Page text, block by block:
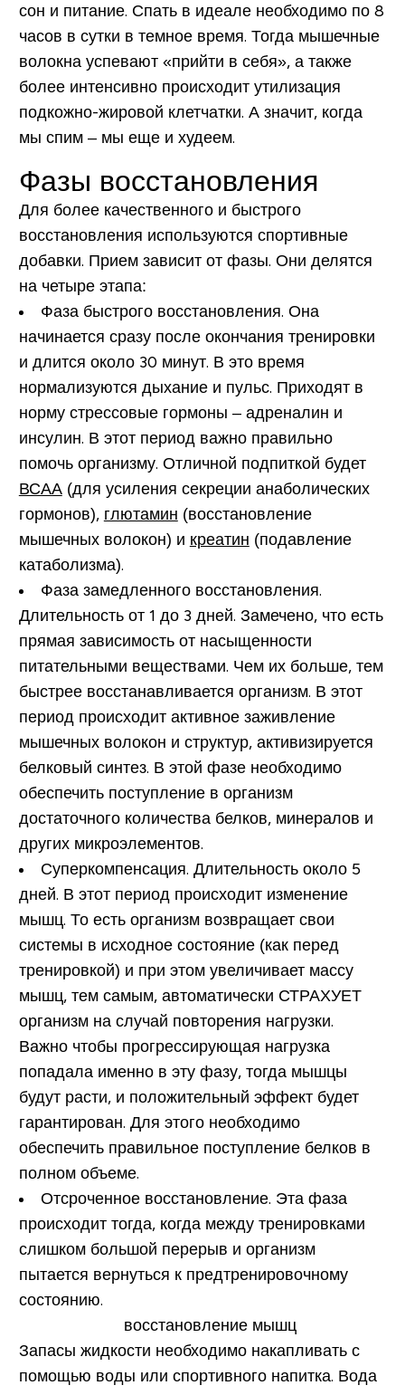
сон и питание. Спать в идеале необходимо по 8
часов в сутки в темное время. Тогда мышечные
волокна успевают «прийти в себя», а также
более интенсивно происходит утилизация
подкожно-жировой клетчатки. А значит, когда
мы спим – мы еще и худеем.
Фазы восстановления
Для более качественного и быстрого
восстановления используются спортивные
добавки. Прием зависит от фазы. Они делятся
на четыре этапа:
Фаза быстрого восстановления. Она
начинается сразу после окончания тренировки
и длится около 30 минут. В это время
нормализуются дыхание и пульс. Приходят в
норму стрессовые гормоны – адреналин и
инсулин. В этот период важно правильно
помочь организму. Отличной подпиткой будет
ВСАА(для усиления секреции анаболических
гормонов), глютамин (восстановление
мышечных волокон) и креатин (подавление
катаболизма).
Фаза замедленного восстановления.
Длительность от 1 до 3 дней. Замечено, что есть
прямая зависимость от насыщенности
питательными веществами. Чем их больше, тем
быстрее восстанавливается организм. В этот
период происходит активное заживление
мышечных волокон и структур, активизируется
белковый синтез. В этой фазе необходимо
обеспечить поступление в организм
достаточного количества белков, минералов и
других микроэлементов.
Суперкомпенсация. Длительность около 5
дней. В этот период происходит изменение
мышц. То есть организм возвращает свои
системы в исходное состояние (как перед
тренировкой) и при этом увеличивает массу
мышц, тем самым, автоматически СТРАХУЕТ
организм на случай повторения нагрузки.
Важно чтобы прогрессирующая нагрузка
попадала именно в эту фазу, тогда мышцы
будут расти, и положительный эффект будет
гарантирован. Для этого необходимо
обеспечить правильное поступление белков в
полном объеме.
Отсроченное восстановление. Эта фаза
происходит тогда, когда между тренировками
слишком большой перерыв и организм
пытается вернуться к предтренировочному
состоянию.
Запасы жидкости необходимо накапливать с
помощью воды или спортивного напитка. Вода